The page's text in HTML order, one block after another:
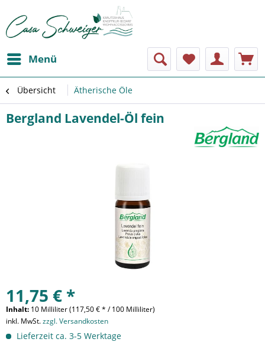
Menü
Übersicht Ätherische Öle
Bergland Lavendel-Öl fein
11,75 € *
Inhalt: 10 Milliliter (117,50 € * / 100 Milliliter)
inkl. MwSt.zzgl. Versandkosten
Lieferzeit ca. 3-5 Werktage